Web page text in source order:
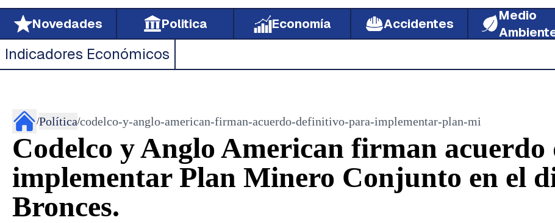
Novedades Politica Economía Accidentes
Medio
Indicadores Económicos
/Política/codelco-y-anglo-american-firman-acuerdo-definitivo-para-implementar-plan-mi
Codelco y Anglo American firman
implementar Plan Minero Conjunto en el
Bronces.